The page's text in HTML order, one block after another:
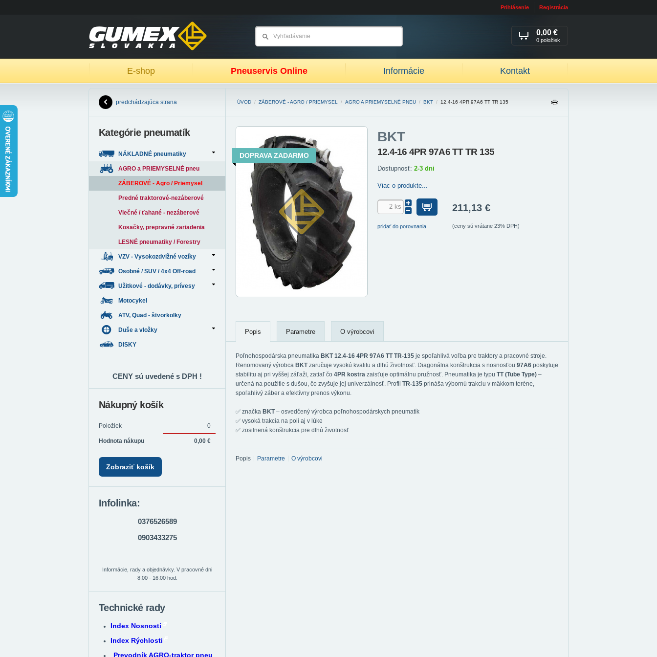
Prihlásenie Registrácia
E-shop Pneuservis Online Informácie Kontakt
0,00 €
0 položiek
ÚVOD / ZÁBEROVÉ - AGRO / PRIEMYSEL / AGRO A PRIEMYSELNÉ PNEU / BKT /
12.4-16 4PR 97A6 TT TR 135
IŤ
BKT
12.4-16 4PR 97A6 TT TR 135
Dostupnosť: 2-3 dni
Viac o produkte...
pridať do porovnania
211,13 €
(ceny sú vrátane 23% DPH)
DOPRAVA ZADARMO
Popis Parametre O výrobcovi
Poľnohospodárska pneumatika BKT 12.4-16 4PR 97A6 TT TR-135 je spoľahlivá voľba pre traktory a pracovné stroje.
Renomovaný výrobca BKTzaručuje vysokú kvalitu a dlhú životnosť. Diagonálna konštrukcia s nosnosťou 97A6 poskytuje
stabilitu aj pri vyššej záťaži, zatiaľ čo 4PR kostra zaisťuje optimálnu pružnosť. Pneumatika je typu TT (Tube Type) –
určená na použitie s dušou, čo zvyšuje jej univerzálnosť. Profil TR-135 prináša výbornú trakciu v mäkkom teréne,
spoľahlivý záber a efektívny prenos výkonu.
✅ značka BKT– osvedčený výrobca poľnohospodárskych pneumatík
✅ vysoká trakcia na poli aj v lúke
✅ zosilnená konštrukcia pre dlhú životnosť
Popis Parametre O výrobcovi
predchádzajúca strana
Kategórie pneumatík
NÁKLADNÉ pneumatiky
AGRO a PRIEMYSELNÉ pneu
ZÁBEROVÉ - Agro / Priemysel
Predné traktorové-nezáberové
Vlečné / ťahané - nezáberové
Kosačky, prepravné zariadenia
LESNÉ pneumatiky / Forestry
VZV - Vysokozdvižné vozíky
Osobné / SUV / 4x4 Off-road
Užitkové - dodávky, prívesy
Motocykel
ATV, Quad - štvorkolky
Duše a vložky
DISKY
CENY sú uvedené s DPH !
Nákupný košík
Položiek 0
Hodnota nákupu 0,00 €
Zobraziť košík
Infolinka:
0376526589
0903433275
Informácie, rady a objednávky. V pracovné dni
8:00 - 16:00 hod.
Technické rady
Index Nosnosti
Index Rýchlosti
Prevodník AGRO-traktor pneu